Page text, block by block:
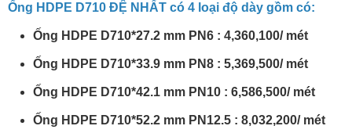
Ống HDPE D710 ĐỆ NHẤT có 4 loại độ dày gồm có:
Ống HDPE D710*27.2 mm PN6 : 4,360,100/ mét
Ống HDPE D710*33.9 mm PN8 : 5,369,500/ mét
Ống HDPE D710*42.1 mm PN10 : 6,586,500/ mét
Ống HDPE D710*52.2 mm PN12.5 : 8,032,200/ mét